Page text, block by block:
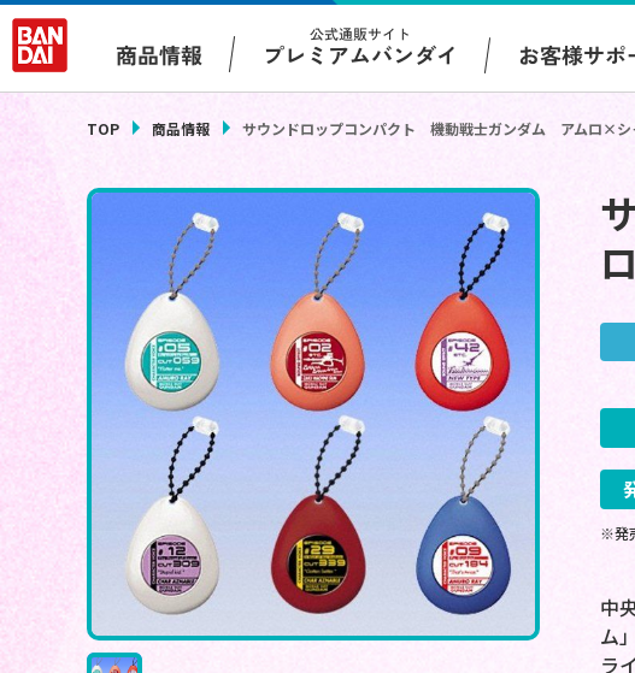
商品情報
公式通販サイト
プレミアムバンダイ お客様サポ
TOP 商品情報 サウンドロップコンパクト 機動戦士ガンダム アムロ×
※発
中
ム
ラ